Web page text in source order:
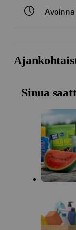
Sinua